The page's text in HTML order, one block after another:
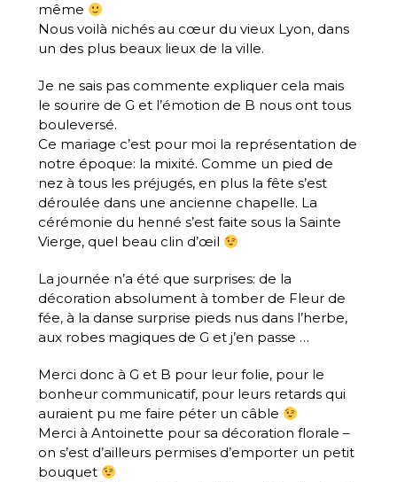
même
Nous voilà nichés au cœur du vieux Lyon, dans
un des plus beaux lieux de la ville.
Je ne sais pas commente expliquer cela mais
le sourire de G et l’émotion de B nous ont tous
bouleversé.
Ce mariage c’est pour moi la représentation de
notre époque: la mixité. Comme un pied de
nez à tous les préjugés, en plus la fête s’est
déroulée dans une ancienne chapelle. La
cérémonie du henné s’est faite sous la Sainte
Vierge, quel beau clin d’œil
La journée n’a été que surprises: de la
décoration absolument à tomber de Fleur de
fée, à la danse surprise pieds nus dans l’herbe,
aux robes magiques de G et j’en passe …
Merci donc à G et B pour leur folie, pour le
bonheur communicatif, pour leurs retards qui
auraient pu me faire péter un câble
Merci à Antoinette pour sa décoration florale –
on s’est d’ailleurs permises d’emporter un petit
bouquet